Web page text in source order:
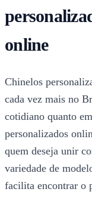
online
Chinelos
cada vez mais no
cotidiano quanto
personalizados
quem deseja unir
variedade de
facilita encontrar o